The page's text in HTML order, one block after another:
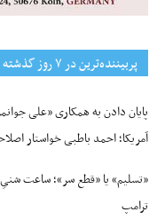
پربیننده‌ترین‌ در ۷ روز گذشته
پایان دادن به همکاری «علی
آمریکا؛ احمد باطبی خواستار
«تسلیم» یا «قطع سر»؛ ساعت
ترامپ